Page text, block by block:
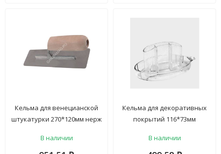
Кельма для венецианской
штукатурки 270*120мм нерж
В наличии
Кельма для декоративных
покрытий 116*73мм
арт.640-116 DECOR *1/35/140
В наличии